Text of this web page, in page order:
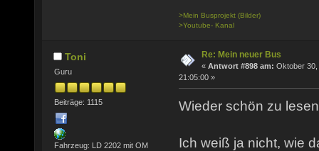
>Mein Busprojekt (Bilder)
>Youtube- Kanal
Toni
Guru
Beiträge: 1115
Fahrzeug: LD 2202 mit OM
Re: Mein neuer Bus
« Antwort #898 am: Oktober 30,
21:05:00 »
Wieder schön zu
Ich weiß ja nicht, wie